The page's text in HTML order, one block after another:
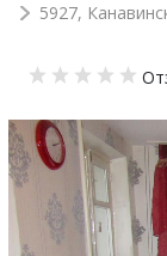
объявление
0
Сравнение
5927,